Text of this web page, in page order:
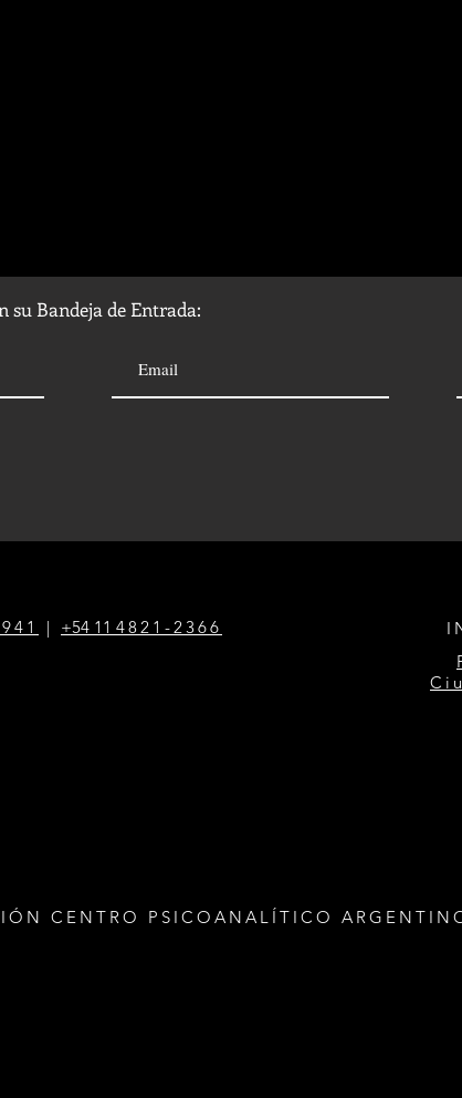
su Bandeja de Entrada:
| +54 1 1 4821-2366
CENTRO PSICOANALÍTICO